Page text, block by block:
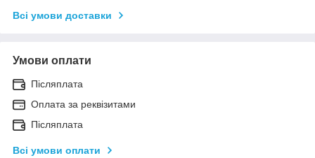
Всі умови доставки
Умови оплати
Післяплата
Оплата за реквізитами
Післяплата
Всі умови оплати